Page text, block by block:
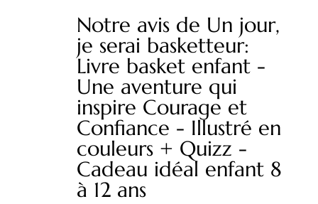
Notre avis de Un jour,
je serai basketteur:
Livre basket enfant -
Une aventure qui
inspire Courage et
Confiance - Illustré en
couleurs + Quizz -
Cadeau idéal enfant 8
à 12 ans